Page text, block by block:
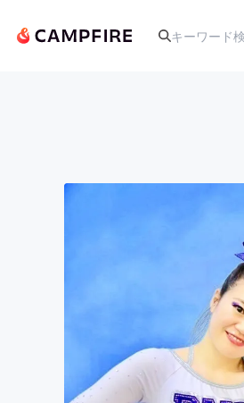
テクノロジ
映像・映画
ビジネス・